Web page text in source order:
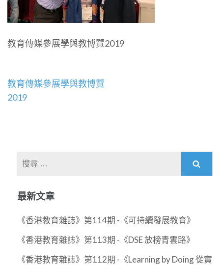
教育傳媒參展學與教博覽2019
文
章
教育傳媒參展學與教博覽
2019
最新文章
《香港教育雜誌》第114期 -《可持續發展教育》
《香港教育雜誌》第113期 -《DSE 放榜青雲路》
《香港教育雜誌》第112期 -《Learning by Doing 從實